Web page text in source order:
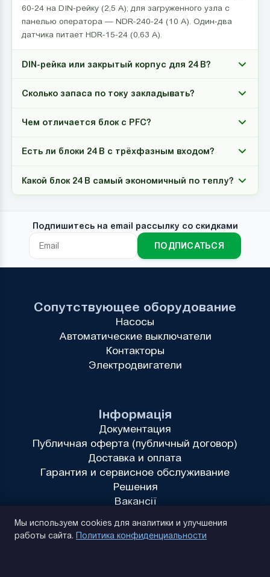
60-24 на DIN-рейку (2,5 А); для загруженного узла с
панелью оператора — NDR-240-24 (10 А). Один-два
датчика питает HDR-15-24 (0,63 А).
DIN-рейка или закрытый корпус для 24 В?
Сколько запаса по току закладывать?
Чем отличается блок с PFC?
Есть ли блоки 24 В с трёхфазным входом?
Какой блок 24 В самый экономичный по теплу?
Подпишитесь на email рассылку со скидками
ПОДПИСАТЬСЯ
Інформація
Документация
Публичная оферта (публичный договор)
Доставка и оплата
Гарантия и сервисное обслуживание
Решения
Вакансії
Сопутствующее оборудование
Насосы
Автоматические выключатели
Контакторы
Электродвигатели
Мы используем cookies для аналитики и улучшения
работы сайта. Политика конфиденциальности